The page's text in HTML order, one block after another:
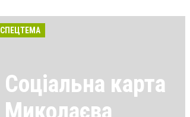
СПЕЦТЕМА
Соціальна карта
Миколаєва